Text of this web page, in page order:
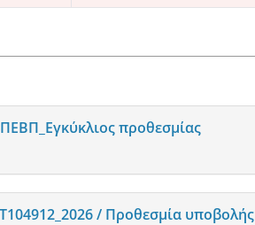
προθεσμίας
/ Προθεσμία υποβολής